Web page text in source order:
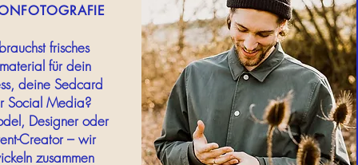
frisches
für dein
deine Sedcard
Social Media?
Designer oder
Creator – wir
zusammen